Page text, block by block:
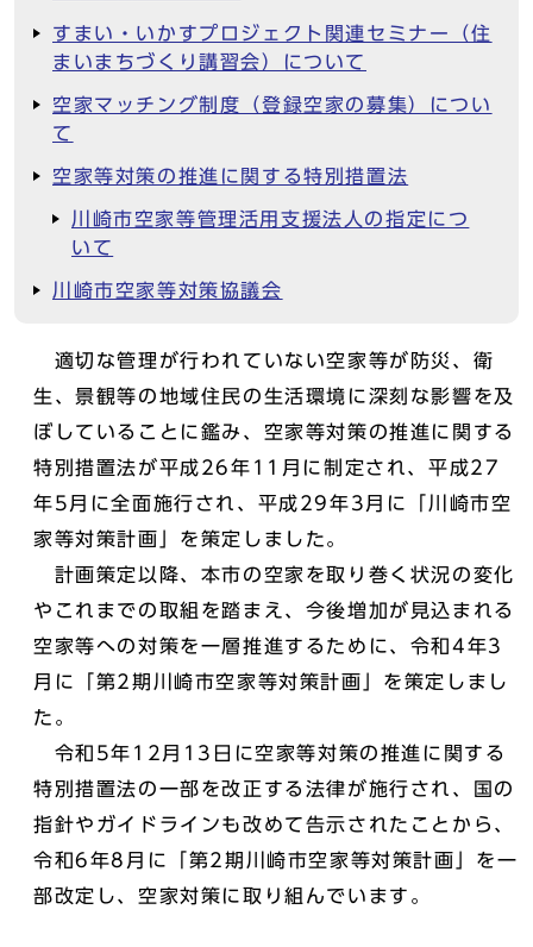
すまい・いかすプロジェクト関連セミナー（住
まいまちづくり講習会）について
空家マッチング制度（登録空家の募集）につい
て
空家等対策の推進に関する特別措置法
川崎市空家等管理活用支援法人の指定につ
いて
川崎市空家等対策協議会
適切な管理が行われていない空家等が防災、衛
生、景観等の地域住民の生活環境に深刻な影響を及
ぼしていることに鑑み、空家等対策の推進に関する
特別措置法が平成26年11月に制定され、平成27
年5月に全面施行され、平成29年3月に「川崎市空
家等対策計画」を策定しました。
計画策定以降、本市の空家を取り巻く状況の変化
やこれまでの取組を踏まえ、今後増加が見込まれる
空家等への対策を一層推進するために、令和4年3
月に「第2期川崎市空家等対策計画」を策定しまし
た。
令和5年12月13日に空家等対策の推進に関する
特別措置法の一部を改正する法律が施行され、国の
指針やガイドラインも改めて告示されたことから、
令和6年8月に「第2期川崎市空家等対策計画」を一
部改定し、空家対策に取り組んでいます。